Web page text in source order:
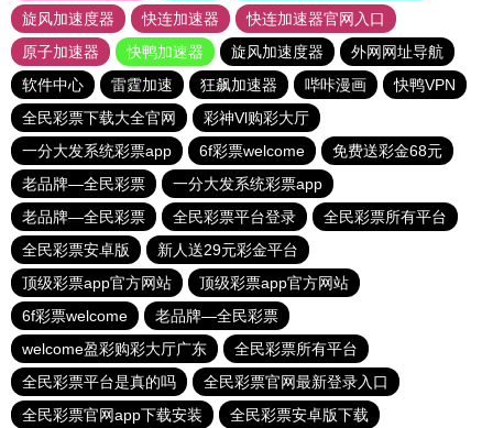
旋风加速度器
快连加速器
快连加速器官网入口
原子加速器
快鸭加速器 旋风加速度器
外网网址导航
软件中心
雷霆加速 狂飙加速器 哔咔漫画
快鸭VPN
全民彩票下载大全官网
彩神Vl购彩大厅
一分大发系统彩票app
6f彩票welcome
免费送彩金68元
老品牌—全民彩票
一分大发系统彩票app
老品牌—全民彩票
全民彩票平台登录
全民彩票所有平台
全民彩票安卓版
新人送29元彩金平台
顶级彩票app官方网站
顶级彩票app官方网站
6f彩票welcome
老品牌—全民彩票
welcome盈彩购彩大厅广东
全民彩票所有平台
全民彩票平台是真的吗
全民彩票官网最新登录入口
全民彩票官网app下载安装
全民彩票安卓版下载